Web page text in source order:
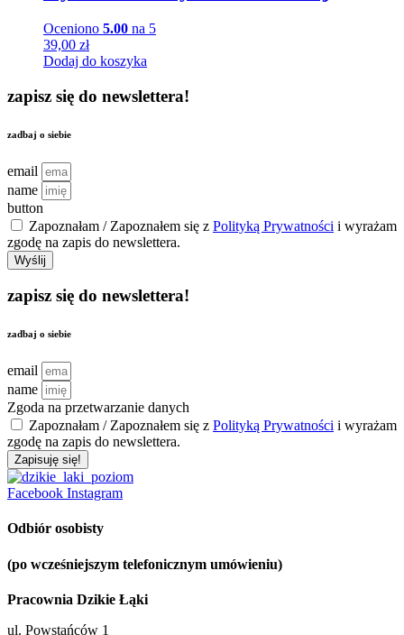
Oceniono 5.00 na 5
39,00 zł
Dodaj do koszyka
zapisz się do newslettera!
zadbaj o siebie
email
name
button
Zapoznałam / Zapoznałem się z Polityką Prywatności i wyrażam
zgodę na zapis do newslettera.
Wyślij
zapisz się do newslettera!
zadbaj o siebie
email
name
Zgoda na przetwarzanie danych
Zapoznałam / Zapoznałem się z Polityką Prywatności i wyrażam
zgodę na zapis do newslettera.
Zapisuję się!
Facebook Instagram
Odbiór osobisty
(po wcześniejszym telefonicznym umówieniu)
Pracownia Dzikie Łąki
ul. Powstańców 1